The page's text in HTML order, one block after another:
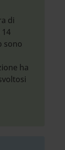
di
sono
ha